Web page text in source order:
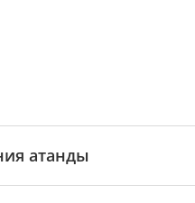
атанды